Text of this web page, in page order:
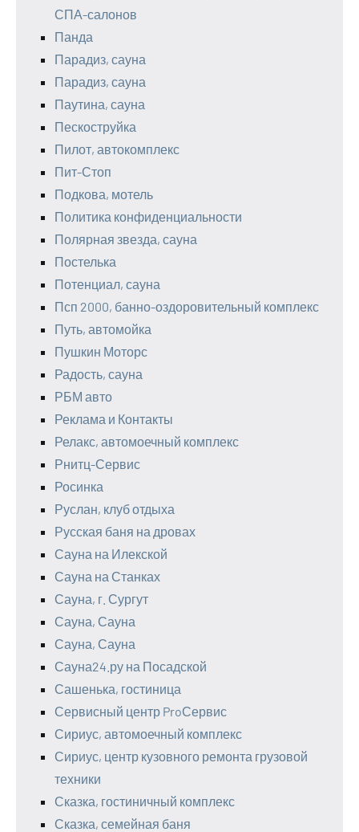
СПА-салонов
Панда
Парадиз, сауна
Парадиз, сауна
Паутина, сауна
Пескоструйка
Пилот, автокомплекс
Пит-Стоп
Подкова, мотель
Политика конфиденциальности
Полярная звезда, сауна
Постелька
Потенциал, сауна
Псп 2000, банно-оздоровительный комплекс
Путь, автомойка
Пушкин Моторс
Радость, сауна
РБМ авто
Реклама и Контакты
Релакс, автомоечный комплекс
Рнитц-Сервис
Росинка
Руслан, клуб отдыха
Русская баня на дровах
Сауна на Илекской
Сауна на Станках
Сауна, г. Сургут
Сауна, Сауна
Сауна, Сауна
Сауна24.ру на Посадской
Сашенька, гостиница
Сервисный центр ProСервис
Сириус, автомоечный комплекс
Сириус, центр кузовного ремонта грузовой
техники
Сказка, гостиничный комплекс
Сказка, семейная баня